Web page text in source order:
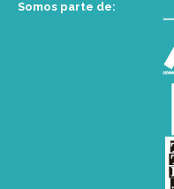
Somos parte de: